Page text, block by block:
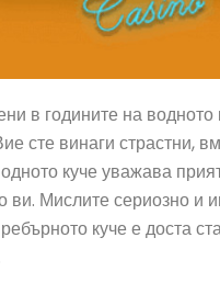
в годините на
сте винаги страстни,
куче уважава
ви. Мислите сериозно и
куче е доста